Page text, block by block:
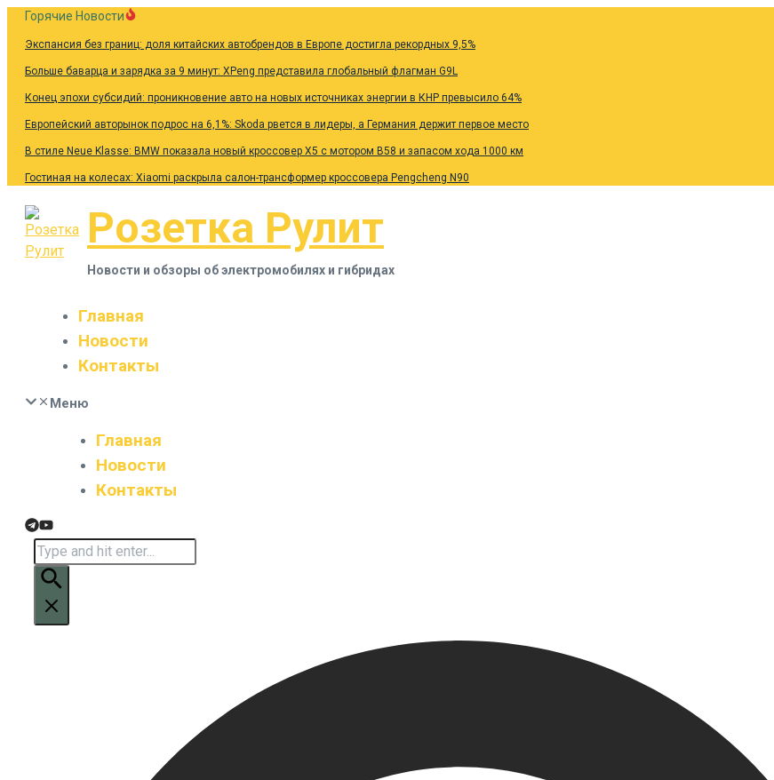
Перейти
Горячие Новости
Экспансия без границ: доля китайских автобрендов в Европе достигла рекордных 9,5%
Больше баварца и зарядка за 9 минут: XPeng представила глобальный флагман G9L
Конец эпохи субсидий: проникновение авто на новых источниках энергии в КНР превысило 64%
Европейский авторынок подрос на 6,1%: Skoda рвется в лидеры, а Германия держит первое место
В стиле Neue Klasse: BMW показала новый кроссовер X5 с мотором B58 и запасом хода 1000 км
Гостиная на колесах: Xiaomi раскрыла салон-трансформер кроссовера Pengcheng N90
Розетка Рулит
Новости и обзоры об электромобилях и гибридах
Главная
Новости
Контакты
Меню
Главная
Новости
Контакты
Искать: